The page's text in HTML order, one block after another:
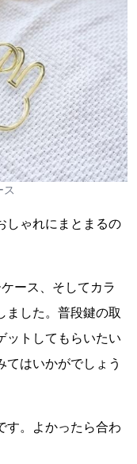
ス
しゃれにまとまるの
ース、そしてカラ
ました。普段鍵の取
ットしてもらいたい
てはいかがでしょう
す。よかったら合わ